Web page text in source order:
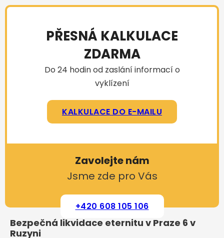
PŘESNÁ KALKULACE
ZDARMA
Do 24 hodin od zaslání informací o
vyklízení
KALKULACE DO E-MAILU
Zavolejte nám
Jsme zde pro Vás
+420 608 105 106
Bezpečná likvidace eternitu v Praze 6 v
Ruzyni